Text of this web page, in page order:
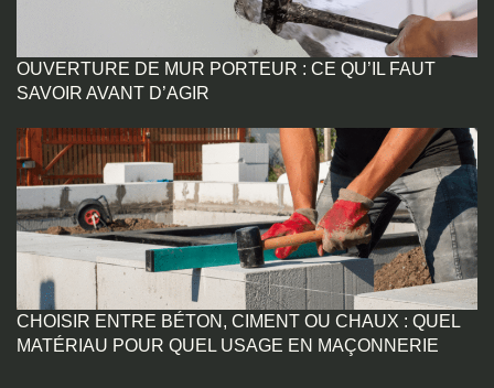
OUVERTURE DE MUR PORTEUR : CE QU’IL FAUT
SAVOIR AVANT D’AGIR
CHOISIR ENTRE BÉTON, CIMENT OU CHAUX : QUEL
MATÉRIAU POUR QUEL USAGE EN MAÇONNERIE